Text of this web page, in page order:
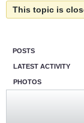
This topic is
POSTS
LATEST ACTIVITY
PHOTOS